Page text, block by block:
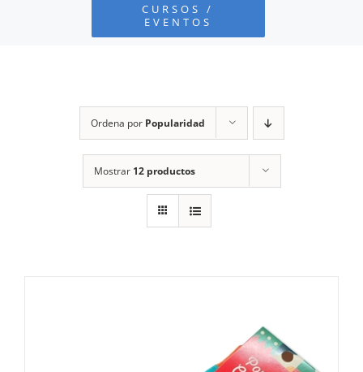
CURSOS /
EVENTOS
Ordena por Popularidad
Mostrar 12 productos